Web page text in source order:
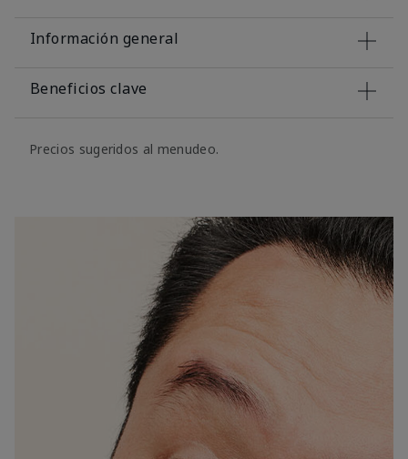
Información general
Beneficios clave
Precios sugeridos al menudeo.